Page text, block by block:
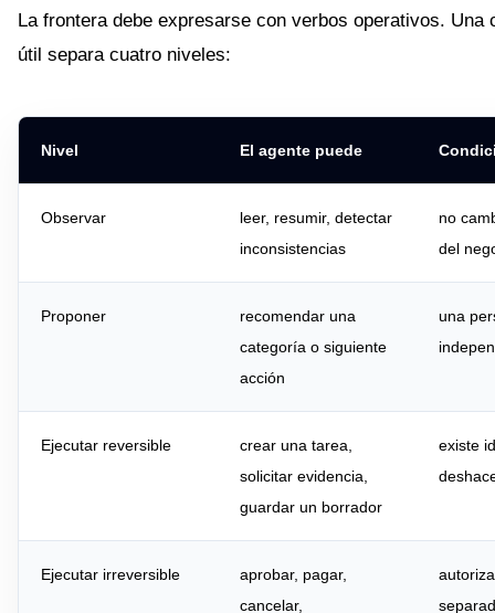
La frontera debe expresarse con verbos operativos. Una
útil separa cuatro niveles:
Nivel El agente puede
Observar
leer, resumir, detectar
inconsistencias
no
del
Proponer
recomendar una
categoría o siguiente
acción
una
Ejecutar reversible
crear una tarea,
solicitar evidencia,
guardar un borrador
existe
Ejecutar irreversible
aprobar, pagar,
cancelar,